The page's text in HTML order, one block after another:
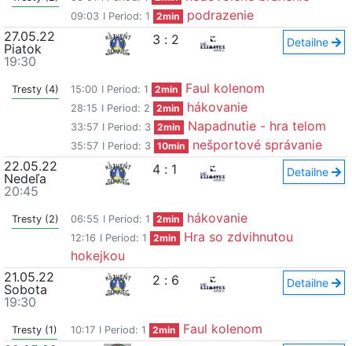
09:03 I Period: 1 2min
podrazenie
27.05.22
Piatok
19:30
3 : 2 Detailne
Tresty (4) 15:00 I Period: 1 2min Faul kolenom
28:15 I Period: 2 2min hákovanie
33:57 I Period: 3 2min Napadnutie - hra telom
35:57 I Period: 3 10min
nešportové správanie
22.05.22
Nedeľa
20:45
4 : 1 Detailne
Tresty (2) 06:55 I Period: 1 2min hákovanie
12:16 I Period: 1 2min
Hra so zdvihnutou
hokejkou
21.05.22
Sobota
19:30
2 : 6 Detailne
Tresty (1) 10:17 I Period: 1 2min
Faul kolenom